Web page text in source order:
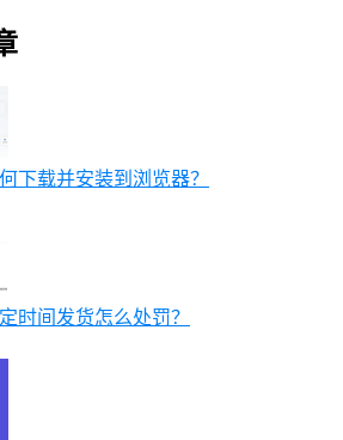
下载并安装到浏览器？
时间发货怎么处罚？